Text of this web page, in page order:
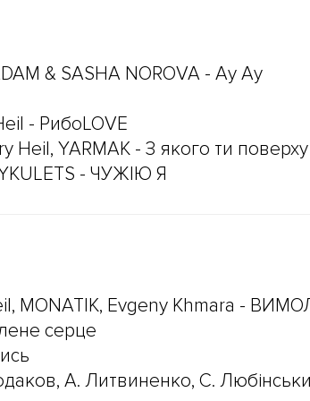
& SASHA NOROVA - Ау Ау
- РибоLOVE
YARMAK - З якого ти
- ЧУЖІЮ Я
MONATIK, Evgeny Khmara -
серце
А. Литвиненко, С.